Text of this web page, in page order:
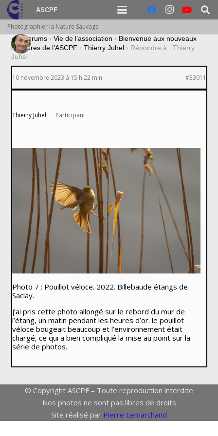
ASCPF
Photographier la Nature Sauvage
› Forums › Vie de l’association › Bienvenue aux nouveaux
membres de l’ASCPF › Thierry Juhel › Répondre à : Thierry
Juhel
10 novembre 2023 à 15 h 22 min #33011
Thierry Juhel Participant
Photo 7 : Pouillot véloce. 2022. Billebaude étangs de
Saclay.
j’ai pris cette photo allongé sur le rebord du mur de
l’étang, un matin pendant les heures d’or. le pouillot
véloce bougeait beaucoup et l’environnement était
chargé, ce qui a bien compliqué la mise au point sur la
série de photos.
© Copyright ASCPF – Toute reproduction interdite
Nos photos ne sont pas libres de droits
Site réalisé par Pierre Lemarchand